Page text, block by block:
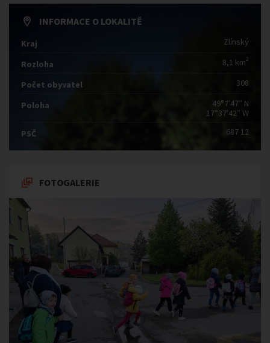
INFORMACE O LOKALITĚ
Kraj Zlínský
Rozloha 8,1 km2
Počet obyvatel 308
Poloha
49°7′47″ N
17°37′42″ W
PSČ
687 12
FOTOGALERIE